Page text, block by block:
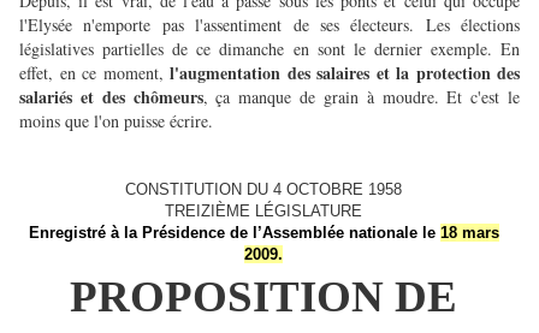
l'Elysée n'emporte pas l'assentiment de ses électeurs. Les élections
législatives partielles de ce dimanche en sont le dernier exemple. En
effet, en ce moment, l'augmentation des salaires et la protection des
salariés et des chômeurs, ça manque de grain à moudre. Et c'est le
moins que l'on puisse écrire.
CONSTITUTION DU 4 OCTOBRE 1958
TREIZIÈME LÉGISLATURE
Enregistré à la Présidence de l’Assemblée nationale le 18 mars
2009.
PROPOSITION DE